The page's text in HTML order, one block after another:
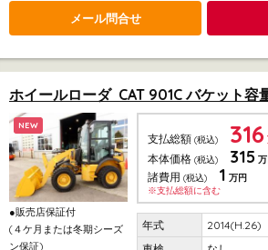
メール問合せ
ホイールローダ CAT 901C バケット容
NEW
●販売店保証付
(４ケ月または冬期シーズ
ン保証)
支払総額 (税込) 316
本体価格 (税込) 315
諸費用 (税込) 1 万円
※支払総額に含む
2014(H.26)